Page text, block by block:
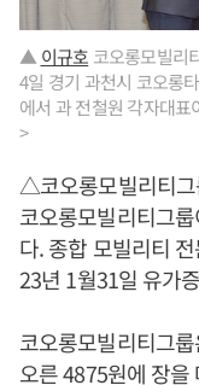
▲ 이규호 코오롱모빌리
4일 경기 과천시 코오롱
에서 과 전철원 각자대
>
△코오롱모빌리티그
코오롱모빌리티그
다. 종합 모빌리티
23년 1월31일 유가
코오롱모빌리티그
오른 4875원에 장